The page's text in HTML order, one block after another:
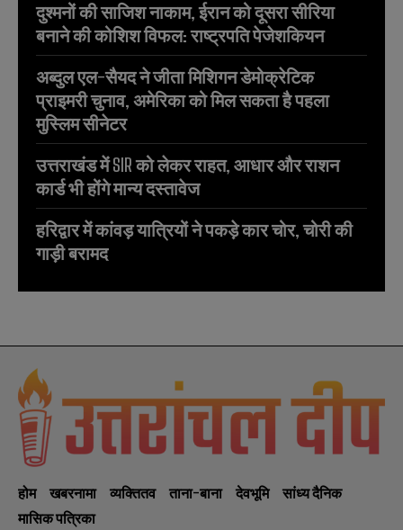
दुश्मनों की साजिश नाकाम, ईरान को दूसरा सीरिया
बनाने की कोशिश विफल: राष्ट्रपति पेजेशकियन
अब्दुल एल-सैयद ने जीता मिशिगन डेमोक्रेटिक
प्राइमरी चुनाव, अमेरिका को मिल सकता है पहला
मुस्लिम सीनेटर
उत्तराखंड में SIR को लेकर राहत, आधार और राशन
कार्ड भी होंगे मान्य दस्तावेज
हरिद्वार में कांवड़ यात्रियों ने पकड़े कार चोर, चोरी की
गाड़ी बरामद
होम खबरनामा व्यक्तितव ताना-बाना देवभूमि
सांध्य दैनिक
मासिक पत्रिका